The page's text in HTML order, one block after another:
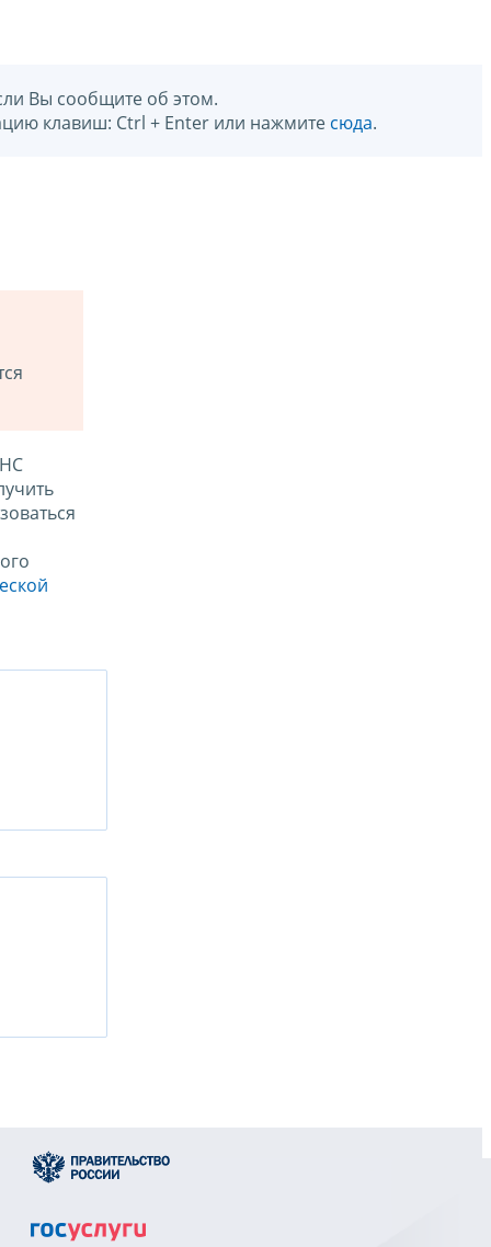
Вы сообщите об этом.
клавиш: Ctrl + Enter или нажмите сюда.